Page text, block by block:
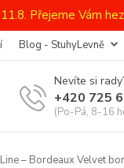
Přejeme Vám
Blog - StuhyLevně
Nevíte si
+420 725
(Po-Pá, 8-16
– Bordeaux Velvet